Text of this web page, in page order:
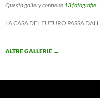
Questa gallery contiene 13 fotografie
LA CASA DEL FUTURO PASSA
ALTRE GALLERIE →